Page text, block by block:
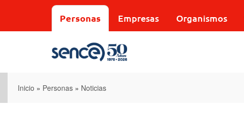
Personas Empresas Organismos
Inicio » Personas » Noticias